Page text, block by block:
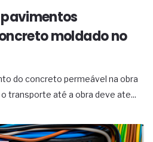
moldado no
do concreto permeável na obra
transporte até a obra deve ate...